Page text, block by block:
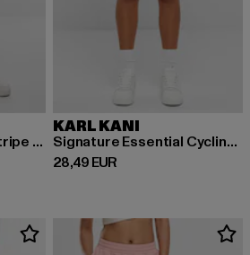
OG Mini Shadow Pinstripe Shorts
KARL KANI
Signature Essential Cycling Shorts
28,49 EUR
Derzeitiger Preis: 28,49 EUR